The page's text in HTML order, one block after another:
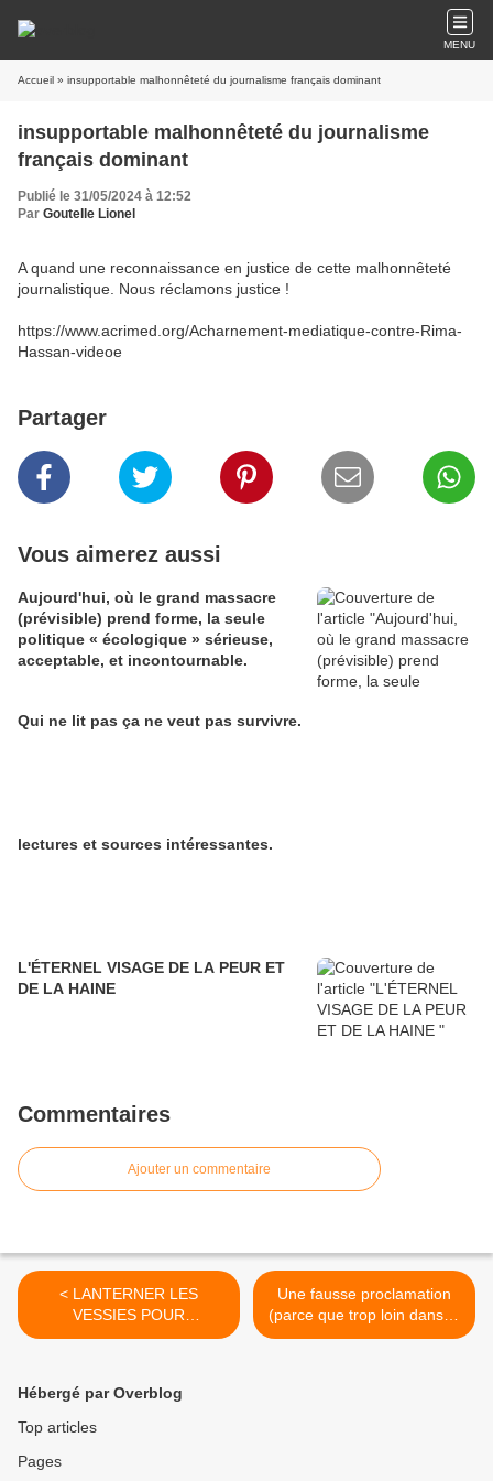
MENU
Accueil » insupportable malhonnêteté du journalisme français dominant
insupportable malhonnêteté du journalisme
français dominant
Publié le 31/05/2024 à 12:52
Par Goutelle Lionel
A quand une reconnaissance en justice de cette malhonnêteté
journalistique. Nous réclamons justice !
https://www.acrimed.org/Acharnement-mediatique-contre-Rima-
Hassan-videoe
Partager
Vous aimerez aussi
Aujourd'hui, où le grand massacre
(prévisible) prend forme, la seule
politique « écologique » sérieuse,
acceptable, et incontournable.
Qui ne lit pas ça ne veut pas survivre.
lectures et sources intéressantes.
L'ÉTERNEL VISAGE DE LA PEUR ET
DE LA HAINE
Commentaires
Ajouter un commentaire
< LANTERNER LES
VESSIES POUR
"DÉFENDRE" ISRAËL?
Une fausse proclamation
(parce que trop loin dans la
sincérité?) de Biden et
Hébergé par Overblog
Top articles
Pages